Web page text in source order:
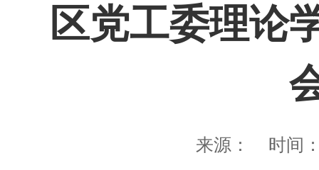
区党工委理论
来源： 时间